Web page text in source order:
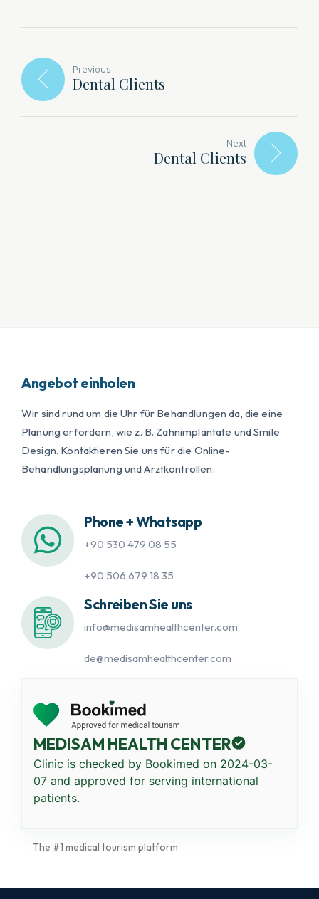
Previous
Dental Clients
Next
Dental Clients
Angebot einholen
Wir sind rund um die Uhr für Behandlungen da, die eine
Planung erfordern, wie z. B. Zahnimplantate und Smile
Design. Kontaktieren Sie uns für die Online-
Behandlungsplanung und Arztkontrollen.
Phone + Whatsapp
+90 530 479 08 55
+90 506 679 18 35
Schreiben Sie uns
info@medisamhealthcenter.com
de@medisamhealthcenter.com
MEDISAM HEALTH CENTER
Clinic is checked by Bookimed on 2024-03-
07 and approved for serving international
patients.
The #1 medical tourism platform